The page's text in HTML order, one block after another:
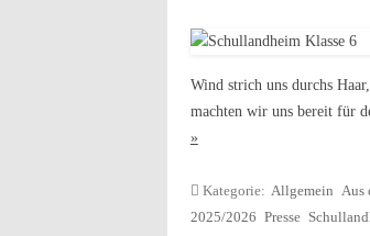
Wind strich uns durchs
machten wir uns bereit für
»
Kategorie: Allgemein Aus
2025/2026 Presse